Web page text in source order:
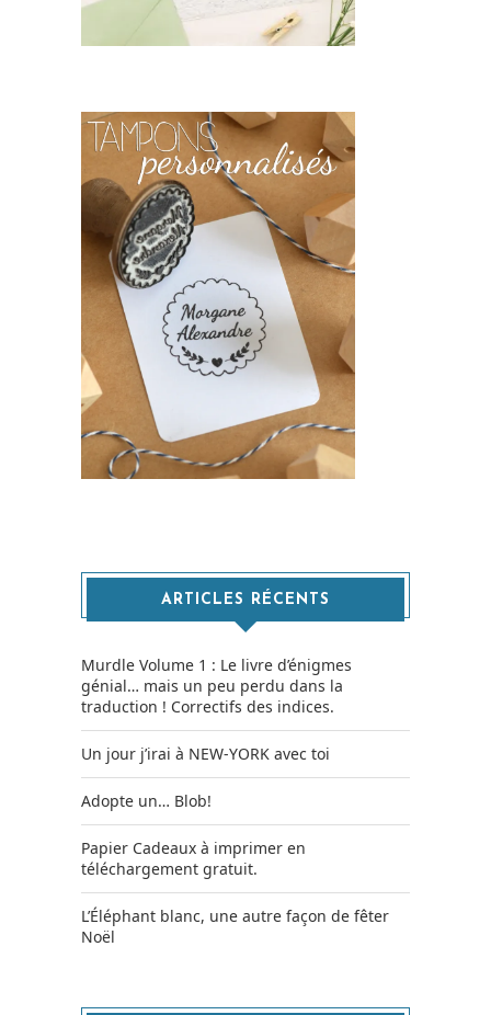
ARTICLES RÉCENTS
Murdle Volume 1 : Le livre d’énigmes
génial… mais un peu perdu dans la
traduction ! Correctifs des indices.
Un jour j’irai à NEW-YORK avec toi
Adopte un… Blob!
Papier Cadeaux à imprimer en
téléchargement gratuit.
L’Éléphant blanc, une autre façon de fêter
Noël